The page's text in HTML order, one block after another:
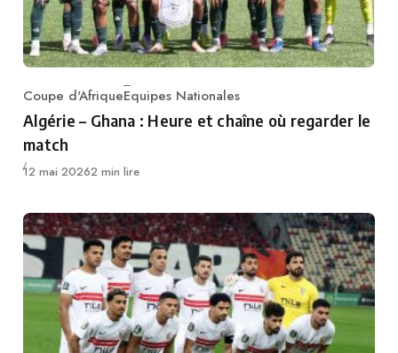
Category
Coupe d'AfriqueEquipes Nationales
Algérie – Ghana : Heure et chaîne où regarder le
match
Publié
12 mai 20262 min lire